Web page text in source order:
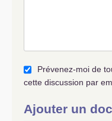
Prévenez-moi de
cette discussion par
Ajouter un